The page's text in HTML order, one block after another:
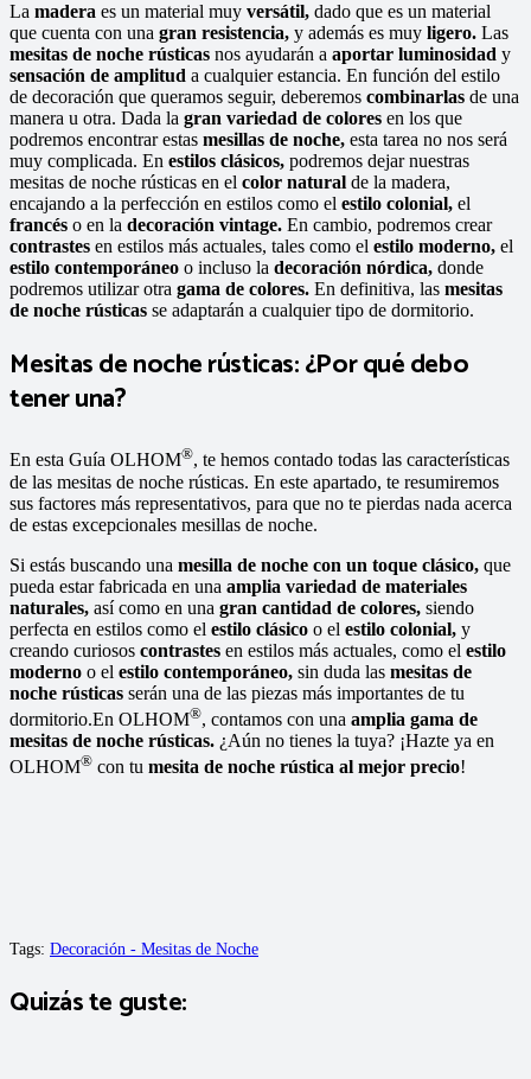
La madera es un material muy versátil, dado que es un material
que cuenta con una gran resistencia, y además es muy ligero. Las
mesitas de noche rústicas nos ayudarán a aportar luminosidad y
sensación de amplitud a cualquier estancia. En función del estilo
de decoración que queramos seguir, deberemos combinarlas de una
manera u otra. Dada la gran variedad de colores en los que
podremos encontrar estas mesillas de noche, esta tarea no nos será
muy complicada. En estilos clásicos, podremos dejar nuestras
mesitas de noche rústicas en el color natural de la madera,
encajando a la perfección en estilos como el estilo colonial, el
francés o en la decoración vintage. En cambio, podremos crear
contrastes en estilos más actuales, tales como el estilo moderno, el
estilo contemporáneo o incluso la decoración nórdica, donde
podremos utilizar otra gama de colores. En definitiva, las mesitas
de noche rústicas se adaptarán a cualquier tipo de dormitorio.
Mesitas de noche rústicas: ¿Por qué debo
tener una?
En esta Guía OLHOM®, te hemos contado todas las características
de las mesitas de noche rústicas. En este apartado, te resumiremos
sus factores más representativos, para que no te pierdas nada acerca
de estas excepcionales mesillas de noche.
Si estás buscando una mesilla de noche con un toque clásico, que
pueda estar fabricada en una amplia variedad de materiales
naturales, así como en una gran cantidad de colores, siendo
perfecta en estilos como el estilo clásico o el estilo colonial, y
creando curiosos contrastes en estilos más actuales, como el estilo
moderno o el estilo contemporáneo, sin duda las mesitas de
noche rústicas serán una de las piezas más importantes de tu
dormitorio.En OLHOM®, contamos con una amplia gama de
mesitas de noche rústicas. ¿Aún no tienes la tuya? ¡Hazte ya en
OLHOM® con tu mesita de noche rústica al mejor precio!
Tags: Decoración - Mesitas de Noche
Quizás te guste: